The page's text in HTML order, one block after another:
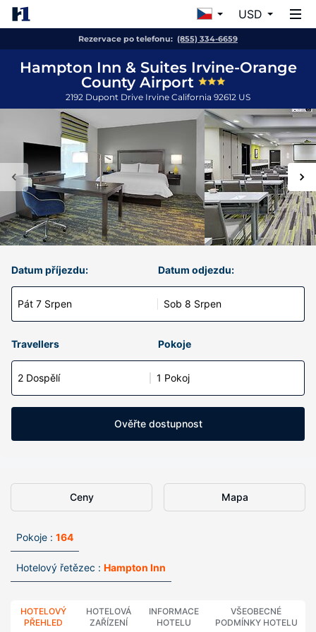
USD
Rezervace po telefonu: (855) 334-6659
Hampton Inn & Suites Irvine-Orange
County Airport
2192 Dupont Drive Irvine California 92612 US
Datum příjezdu:
Pát 7 Srpen
Datum odjezdu:
Sob 8 Srpen
Travellers Pokoje
2 Dospělí 1 Pokoj
Ověřte dostupnost
Ceny Mapa
Pokoje : 164
Hotelový řetězec : Hampton Inn
HOTELOVÝ
PŘEHLED
HOTELOVÁ
ZAŘÍZENÍ
INFORMACE
HOTELU
VŠEOBECNÉ
PODMÍNKY HOTELU